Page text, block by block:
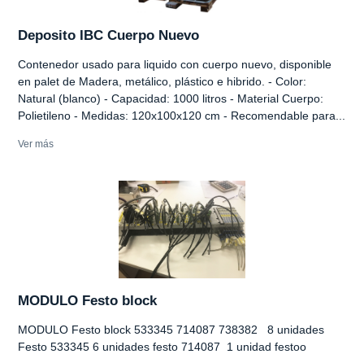
Deposito IBC Cuerpo Nuevo
Contenedor usado para liquido con cuerpo nuevo, disponible
en palet de Madera, metálico, plástico e hibrido. - Color:
Natural (blanco) - Capacidad: 1000 litros - Material Cuerpo:
Polietileno - Medidas: 120x100x120 cm - Recomendable para...
Ver más
MODULO Festo block
MODULO Festo block 533345 714087 738382 8 unidades
Festo 533345 6 unidades festo 714087 1 unidad festoo